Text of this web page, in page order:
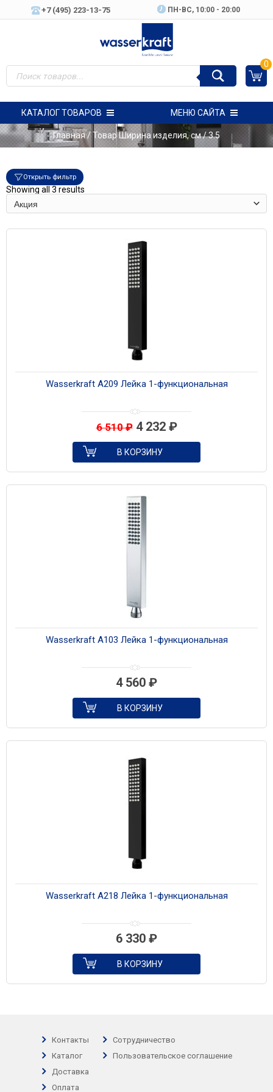
+7 (495) 223-13-75 ПН-ВC, 10:00 - 20:00
0
КАТАЛОГ ТОВАРОВ МЕНЮ САЙТА
Главная/ Товар Ширина изделия, см / 3.5
Открыть фильтр
Showing all 3 results
Wasserkraft A209 Лейка 1-функциональная
6 510₽ 4 232 ₽
В КОРЗИНУ
Wasserkraft A103 Лейка 1-функциональная
4 560 ₽
В КОРЗИНУ
Wasserkraft A218 Лейка 1-функциональная
6 330 ₽
В КОРЗИНУ
Контакты
Каталог
Доставка
Оплата
Сотрудничество
Пользовательское соглашение